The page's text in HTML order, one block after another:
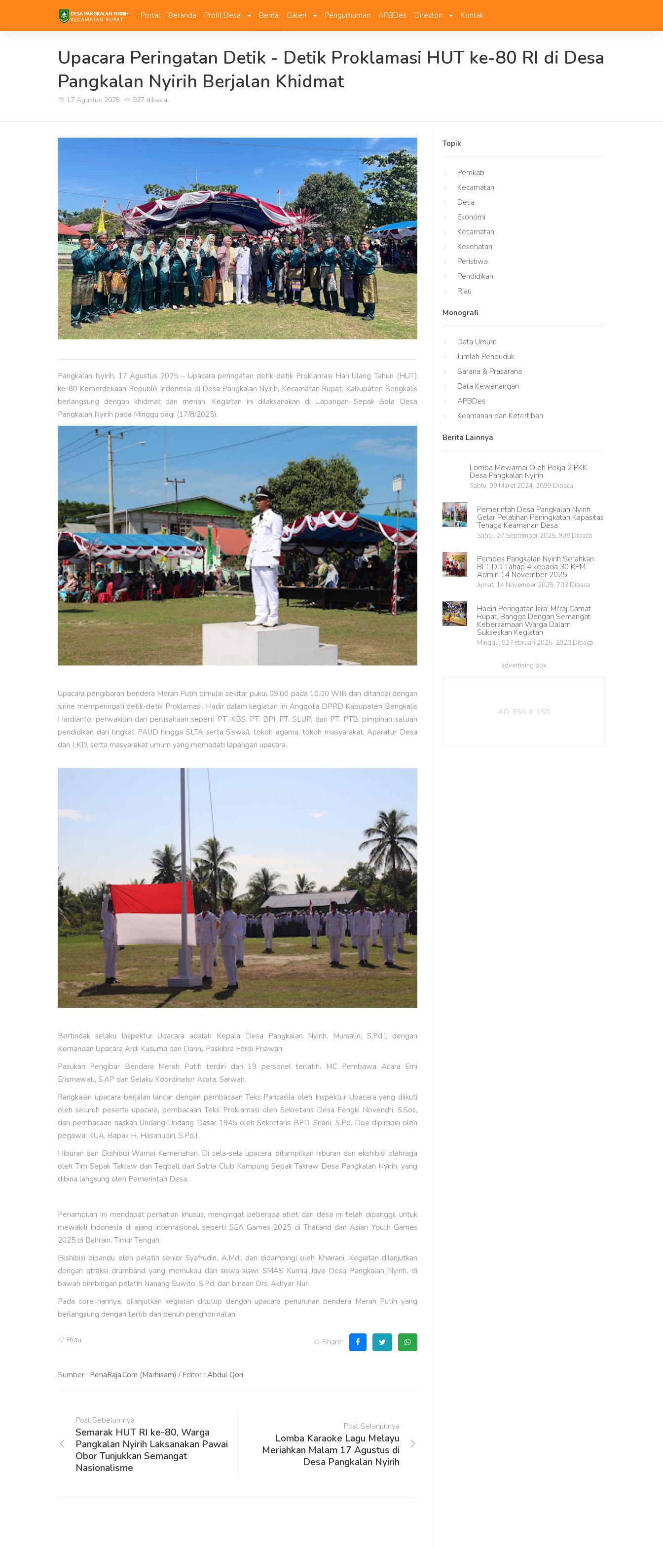
Portal Beranda Profil Desa Berita Galeri Pengumuman APBDes Direktori Kontak
Upacara Peringatan Detik - Detik Proklamasi HUT ke-80 RI di Desa
Pangkalan Nyirih Berjalan Khidmat
17 Agustus 2025 927 dibaca
Pangkalan Nyirih, 17 Agustus 2025 – Upacara peringatan detik-detik Proklamasi Hari Ulang Tahun (HUT)
ke-80 Kemerdekaan Republik Indonesia di Desa Pangkalan Nyirih, Kecamatan Rupat, Kabupaten Bengkalis
berlangsung dengan khidmat dan meriah. Kegiatan ini dilaksanakan di Lapangan Sepak Bola Desa
Pangkalan Nyirih pada Minggu pagi (17/8/2025).
Upacara pengibaran bendera Merah Putih dimulai sekitar pukul 09.00 pada 10.00 WIB dan ditandai dengan
sirine memperingati detik-detik Proklamasi. Hadir dalam kegiatan ini Anggota DPRD Kabupaten Bengkalis
Hardianto, perwakilan dari perusahaan seperti PT. KBS, PT. BPI, PT. SLUP, dan PT. PTB, pimpinan satuan
pendidikan dari tingkat PAUD hingga SLTA serta Siswa/i, tokoh agama, tokoh masyarakat, Aparatur Desa
dan LKD, serta masyarakat umum yang memadati lapangan upacara.
Bertindak selaku Inspektur Upacara adalah Kepala Desa Pangkalan Nyirih, Mursalin, S.Pd.I, dengan
Komandan Upacara Ardi Kusuma dan Danru Paskibra Ferdi Priawan.
Pasukan Pengibar Bendera Merah Putih terdiri dari 19 personel terlatih. MC Pembawa Acara Erni
Erismawati, S.AP dan Selaku Koordinator Acara, Sarwan.
Rangkaian upacara berjalan lancar dengan pembacaan Teks Pancasila oleh Inspektur Upacara yang diikuti
oleh seluruh peserta upacara, pembacaan Teks Proklamasi oleh Sekretaris Desa Fengki Novendri, S.Sos,
dan pembacaan naskah Undang-Undang Dasar 1945 oleh Sekretaris BPD, Sriani, S.Pd. Doa dipimpin oleh
pegawai KUA, Bapak H. Hasanudin, S.Pd.I.
Hiburan dan Ekshibisi Warnai Kemeriahan, Di sela-sela upacara, ditampilkan hiburan dan ekshibisi olahraga
oleh Tim Sepak Takraw dan Teqball dari Satria Club Kampung Sepak Takraw Desa Pangkalan Nyirih, yang
dibina langsung oleh Pemerintah Desa.
Penampilan ini mendapat perhatian khusus, mengingat beberapa atlet dari desa ini telah dipanggil untuk
mewakili Indonesia di ajang internasional, seperti SEA Games 2025 di Thailand dan Asian Youth Games
2025 di Bahrain, Timur Tengah.
Ekshibisi dipandu oleh pelatih senior Syafrudin, A.Md., dan didampingi oleh Khairani. Kegiatan dilanjutkan
dengan atraksi drumband yang memukau dari siswa-siswi SMAS Kurnia Jaya Desa Pangkalan Nyirih, di
bawah bimbingan pelatih Nanang Suwito, S.Pd, dan binaan Drs. Akhyar Nur.
Pada sore harinya, dilanjutkan kegiatan ditutup dengan upacara penurunan bendera Merah Putih yang
berlangsung dengan tertib dan penuh penghormatan.
Riau Share:
Sumber : PenaRaja.Com (Marhisam) / Editor : Abdul Qori
Post Sebelumnya
Semarak HUT RI ke-80, Warga
Pangkalan Nyirih Laksanakan Pawai
Obor Tunjukkan Semangat
Nasionalisme
Post Selanjutnya
Lomba Karaoke Lagu Melayu
Meriahkan Malam 17 Agustus di
Desa Pangkalan Nyirih
Topik
Pemkab
Kecamatan
Desa
Ekonomi
Kecamatan
Kesehatan
Peristiwa
Pendidikan
Riau
Monografi
Data Umum
Jumlah Penduduk
Sarana & Prasarana
Data Kewenangan
APBDes
Keamanan dan Ketertiban
Berita Lainnya
Lomba Mewarnai Oleh Pokja 2 PKK
Desa Pangkalan Nyirih
Sabtu, 09 Maret 2024, 2899 Dibaca
Pemerintah Desa Pangkalan Nyirih
Gelar Pelatihan Peningkatan Kapasitas
Tenaga Keamanan Desa
Sabtu, 27 September 2025, 908 Dibaca
Pemdes Pangkalan Nyirih Serahkan
BLT-DD Tahap 4 kepada 30 KPM
Admin 14 November 2025
Jumat, 14 November 2025, 703 Dibaca
Hadiri Peringatan Isra' Mi'raj Camat
Rupat, Bangga Dengan Semangat
Kebersamaan Warga Dalam
Sukseskan Kegiatan
Minggu, 02 Februari 2025, 2023 Dibaca
advertising box